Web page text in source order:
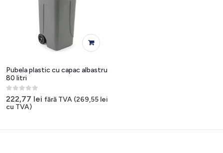
Pubela plastic cu capac albastru
80 litri
0out of 5
222,77 lei fără TVA (269,55 lei
cu TVA)